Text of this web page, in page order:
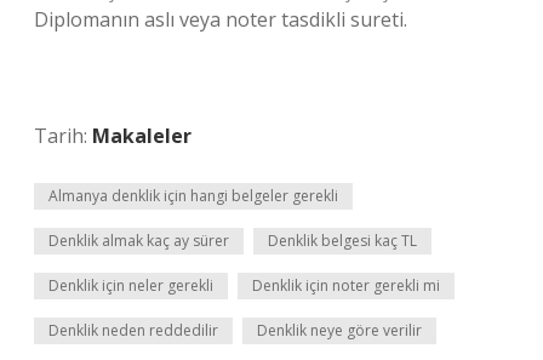
Diplomanın aslı veya noter tasdikli sureti.
Tarih: Makaleler
Almanya denklik için hangi belgeler gerekli
Denklik almak kaç ay sürer Denklik belgesi kaç TL
Denklik için neler gerekli Denklik için noter gerekli mi
Denklik neden reddedilir Denklik neye göre verilir